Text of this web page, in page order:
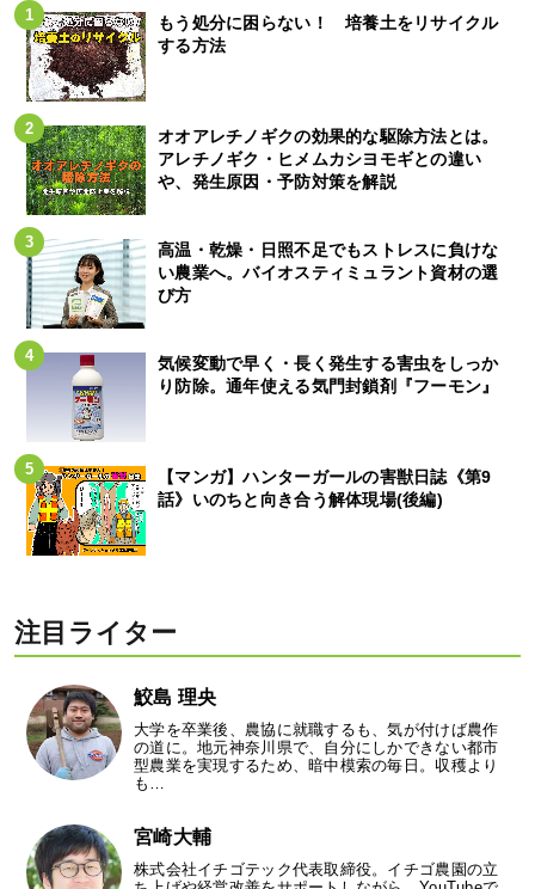
もう処分に困らない！ 培養土をリサイクル
する方法
オオアレチノギクの効果的な駆除方法とは。
アレチノギク・ヒメムカシヨモギとの違い
や、発生原因・予防対策を解説
高温・乾燥・日照不足でもストレスに負けな
い農業へ。バイオスティミュラント資材の選
び方
気候変動で早く・長く発生する害虫をしっか
り防除。通年使える気門封鎖剤『フーモン』
【マンガ】ハンターガールの害獣日誌《第9
話》いのちと向き合う解体現場(後編)
注目ライター
鮫島 理央
大学を卒業後、農協に就職するも、気が付けば農作
の道に。地元神奈川県で、自分にしかできない都市
型農業を実現するため、暗中模索の毎日。収穫より
も…
宮崎大輔
株式会社イチゴテック代表取締役。イチゴ農園の立